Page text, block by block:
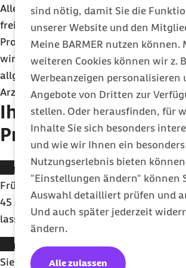
sind nötig, damit Sie die
unserer Website und den
Meine BARMER nutzen können.
weiteren Cookies können wir z.
Werbeanzeigen personalisieren
Angebote von Dritten zur
stellen. Oder herausfinden, für
Inhalte Sie sich besonders
und wie wir Ihnen ein
Nutzungserlebnis bieten
"Einstellungen ändern" können
Auswahl detailliert prüfen und
Und auch später jederzeit
ändern.
Alle zulassen
Alle versicherten Männer ab 45 Jahren
freiwillig und kostenlos an der
Prostatakrebs-Vorsorge teilnehmen. In
wird die Untersuchung in einer
allgemeinmedizinischen oder
Arztpraxis durchgeführt.
Ihre Barmer-Vorteile
Prostatakrebs-
Kostenfreie Untersuchung:Die
Früherkennungsuntersuchung können
45 Jahren einmal jährlich kostenfrei
lassen.
Punkte sammeln:Mit der
Sie zusätzlich Punkte im Barmer